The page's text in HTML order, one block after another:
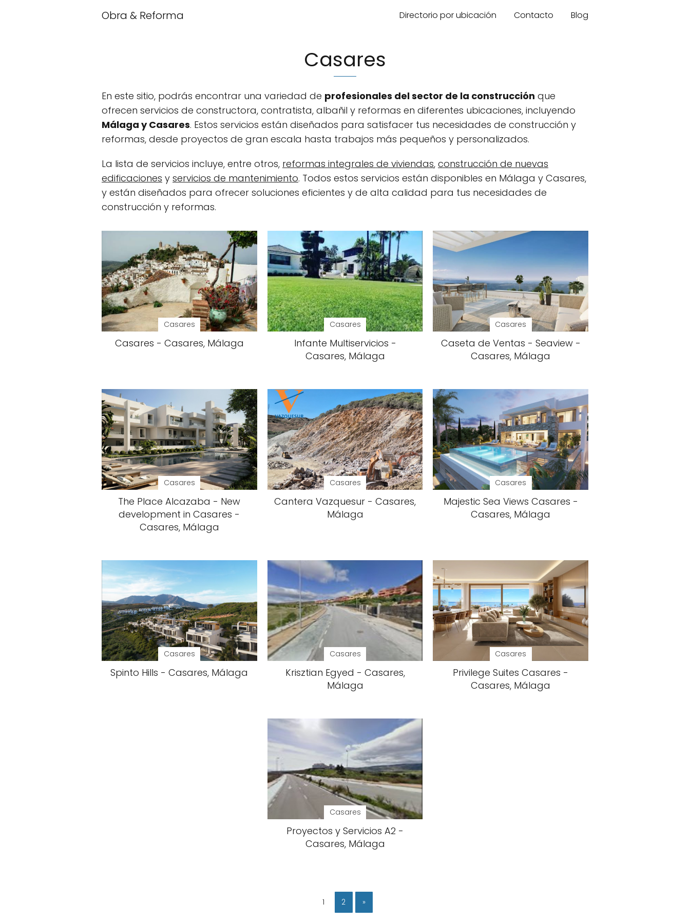
Obra & Reforma Directorio por ubicación Contacto Blog
Casares
En este sitio, podrás encontrar una variedad de profesionales del sector de la construcción que
ofrecen servicios de constructora, contratista, albañil y reformas en diferentes ubicaciones, incluyendo
Málaga y Casares. Estos servicios están diseñados para satisfacer tus necesidades de construcción y
reformas, desde proyectos de gran escala hasta trabajos más pequeños y personalizados.
La lista de servicios incluye, entre otros, reformas integrales de viviendas, construcción de nuevas
edificaciones y servicios de mantenimiento. Todos estos servicios están disponibles en Málaga y Casares,
y están diseñados para ofrecer soluciones eficientes y de alta calidad para tus necesidades de
construcción y reformas.
Casares
Casares - Casares, Málaga
Casares
Infante Multiservicios -
Casares, Málaga
Casares
Caseta de Ventas - Seaview -
Casares, Málaga
Casares
The Place Alcazaba - New
development in Casares -
Casares, Málaga
Casares
Cantera Vazquesur - Casares,
Málaga
Casares
Majestic Sea Views Casares -
Casares, Málaga
Casares
Spinto Hills - Casares, Málaga
Casares
Krisztian Egyed - Casares,
Málaga
Casares
Privilege Suites Casares -
Casares, Málaga
Casares
Proyectos y Servicios A2 -
Casares, Málaga
1 2 »